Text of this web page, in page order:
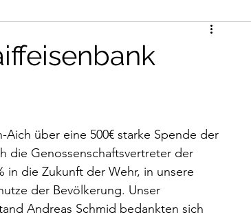
über eine 500€ starke Spende der
die Genossenschaftsvertreter der
in die Zukunft der Wehr, in unsere
der Bevölkerung. Unser
Andreas Schmid bedankten sich